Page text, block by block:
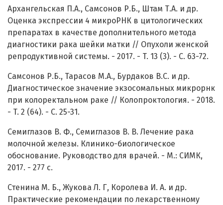
Архангельская П.А., Самсонов Р.Б., Штам Т.А. и др.
Оценка экспрессии 4 микроРНК в цитологических
препаратах в качестве дополнительного метода
диагностики рака шейки матки // Опухоли женской
репродуктивной системы. - 2017. - T. 13 (3). - C. 63-72.
Самсонов Р.Б., Тарасов М.А., Бурдаков В.С. и др.
Диагностическое значение экзосомальных микрорнк
при колоректальном раке // Колопроктология. - 2018.
- T. 2 (64). - C. 25-31.
Семиглазов В. Ф., Семиглазов В. В. Лечение рака
молочной железы. Клинико-биологическое
обоснование. Руководство для врачей. - М.: СИМК,
2017. - 277 с.
Стенина М. Б., Жукова Л. Г, Королева И. А. и др.
Практические рекомендации по лекарственному